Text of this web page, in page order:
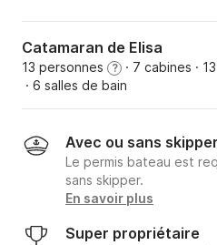
Catamaran de Elisa
13 personnes ? · 7 cabines ·
· 6 salles de bain
Avec ou sans skipper
Le permis bateau est
sans skipper.
En savoir plus
Super propriétaire